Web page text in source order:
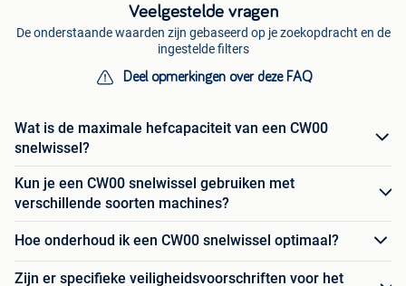
Veelgestelde vragen
De onderstaande waarden zijn gebaseerd op je zoekopdracht en de
ingestelde filters
Deel opmerkingen over deze FAQ
Wat is de maximale hefcapaciteit van een CW00
snelwissel?
Kun je een CW00 snelwissel gebruiken met
verschillende soorten machines?
Hoe onderhoud ik een CW00 snelwissel optimaal?
Zijn er specifieke veiligheidsvoorschriften voor het